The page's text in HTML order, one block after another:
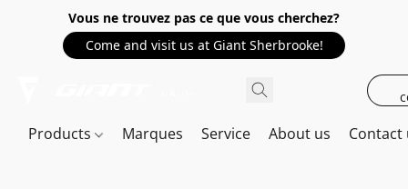
Vous ne trouvez pas ce que vous cherchez?
Come and visit us at Giant Sherbrooke!
Products Marques Service About us Contact